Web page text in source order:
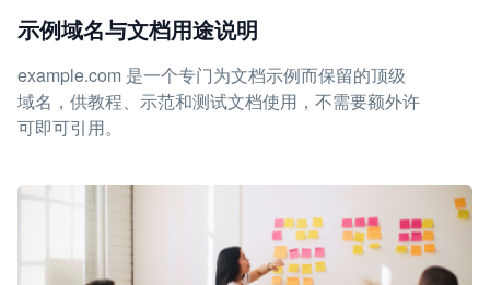
示例域名与文档用途说明
example.com 是一个专门为文档示例而保留的顶级
域名，供教程、示范和测试文档使用，不需要额外许
可即可引用。